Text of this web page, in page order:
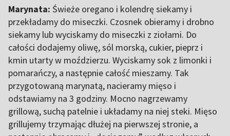
Marynata: Świeże oregano i kolendrę siekamy i
przekładamy do miseczki. Czosnek obieramy i drobno
siekamy lub wyciskamy do miseczki z ziołami. Do
całości dodajemy oliwę, sól morską, cukier, pieprz i
kmin utarty w moździerzu. Wyciskamy sok z limonki i
pomarańczy, a następnie całość mieszamy. Tak
przygotowaną marynatą, nacieramy mięso i
odstawiamy na 3 godziny. Mocno nagrzewamy
grillową, suchą patelnie i układamy na niej steki. Mięso
grillujemy trzymając dłużej na pierwszej stronie, a